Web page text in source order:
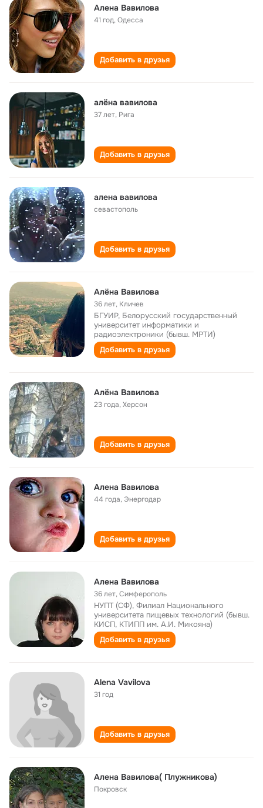
Алена Вавилова
41 год,Одесса
Добавить в друзья
алёна вавилова
37 лет, Рига
Добавить в друзья
алена вавилова
севастополь
Добавить в друзья
Алёна Вавилова
36 лет, Кличев
БГУИР, Белорусский государственный
университет информатики и
радиоэлектроники (бывш. МРТИ)
Добавить в друзья
Алёна Вавилова
23 года,Херсон
Добавить в друзья
Алена Вавилова
44 года, Энергодар
Добавить в друзья
Алена Вавилова
36 лет,Симферополь
НУПТ (СФ), Филиал Национального
университета пищевых технологий (бывш.
КИСП, КТИПП им. А.И. Микояна)
Добавить в друзья
Alena Vavilova
31 год
Добавить в друзья
Алена Вавилова( Плужникова)
Покровск